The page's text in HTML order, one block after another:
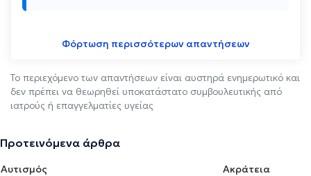
Φόρτωση περισσότερων απαντήσεων
Το περιεχόμενο των απαντήσεων είναι αυστηρά ενημερωτικό και
δεν πρέπει να θεωρηθεί υποκατάστατο συμβουλευτικής από
ιατρούς ή επαγγελματίες υγείας
Προτεινόμενα άρθρα
Αυτισμός
Ακράτεια